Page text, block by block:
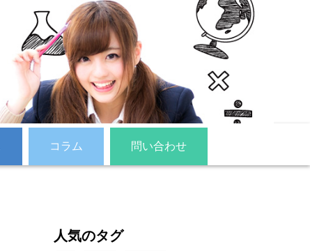
コラム 問い合わせ
人気のタグ